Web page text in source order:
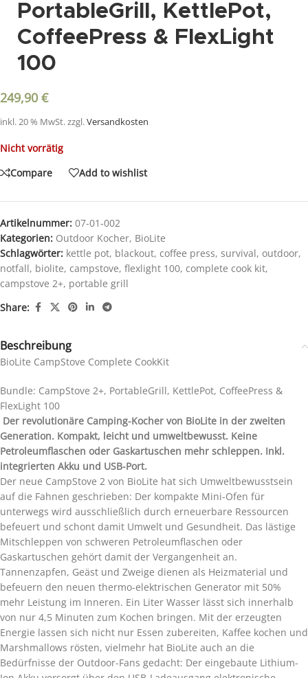
PortableGrill, KettlePot,
CoffeePress & FlexLight
100
249,90 €
inkl. 20 % MwSt.zzgl.Versandkosten
Nicht vorrätig
Compare
Add to wishlist
Artikelnummer: 07-01-002
Kategorien: Outdoor Kocher, BioLite
Schlagwörter: kettle pot, blackout, coffee press, survival, outdoor,
notfall, biolite, campstove, flexlight 100, complete cook kit,
campstove 2+, portable grill
Share:
Beschreibung
BioLite CampStove Complete CookKit
Bundle: CampStove 2+, PortableGrill, KettlePot, CoffeePress &
FlexLight 100
Der revolutionäre Camping-Kocher von BioLite in der zweiten
Generation. Kompakt, leicht und umweltbewusst. Keine
Petroleumflaschen oder Gaskartuschen mehr schleppen. Inkl.
integrierten Akku und USB-Port.
Der neue CampStove 2 von BioLite hat sich Umweltbewusstsein
auf die Fahnen geschrieben: Der kompakte Mini-Ofen für
unterwegs wird ausschließlich durch erneuerbare Ressourcen
befeuert und schont damit Umwelt und Gesundheit. Das lästige
Mitschleppen von schweren Petroleumflaschen oder
Gaskartuschen gehört damit der Vergangenheit an.
Tannenzapfen, Geäst und Zweige dienen als Heizmaterial und
befeuern den neuen thermo-elektrischen Generator mit 50%
mehr Leistung im Inneren. Ein Liter Wasser lässt sich innerhalb
von nur 4,5 Minuten zum Kochen bringen. Mit der erzeugten
Energie lassen sich nicht nur Essen zubereiten, Kaffee kochen und
Marshmallows rösten, vielmehr hat BioLite auch an die
Bedürfnisse der Outdoor-Fans gedacht: Der eingebaute Lithium-